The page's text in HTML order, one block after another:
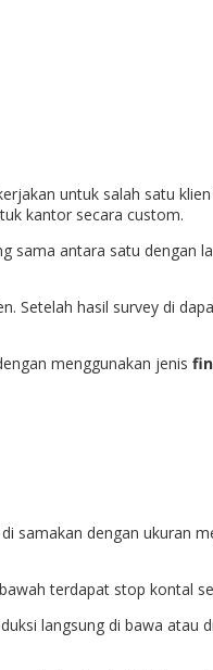
untuk salah satu
kantor secara custom.
antara satu dengan
Setelah hasil survey di
menggunakan jenis
samakan dengan ukuran
terdapat stop kontal
langsung di bawa atau